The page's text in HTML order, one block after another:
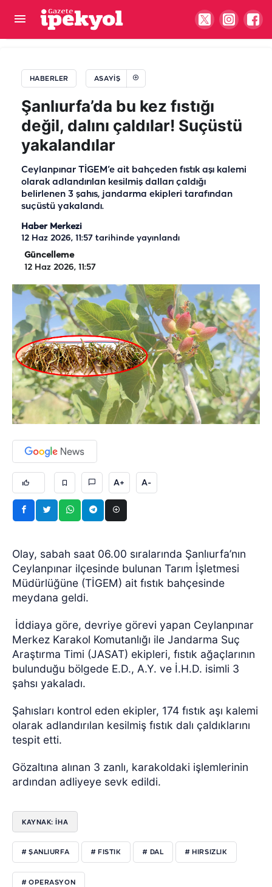
HABERLER ASAYIŞ
Şanlıurfa’da bu kez fıstığı
değil, dalını çaldılar! Suçüstü
yakalandılar
Ceylanpınar TİGEM’e ait bahçeden fıstık aşı kalemi
olarak adlandırılan kesilmiş dalları çaldığı
belirlenen 3 şahıs, jandarma ekipleri tarafından
suçüstü yakalandı.
Haber Merkezi
12 Haz 2026, 11:57 tarihinde yayınlandı
Güncelleme
12 Haz 2026, 11:57
A+ A-
Olay, sabah saat 06.00 sıralarında Şanlıurfa’nın
Ceylanpınar ilçesinde bulunan Tarım İşletmesi
Müdürlüğüne (TİGEM) ait fıstık bahçesinde
meydana geldi.
İddiaya göre, devriye görevi yapan Ceylanpınar
Merkez Karakol Komutanlığı ile Jandarma Suç
Araştırma Timi (JASAT) ekipleri, fıstık ağaçlarının
bulunduğu bölgede E.D., A.Y. ve İ.H.D. isimli 3
şahsı yakaladı.
Şahısları kontrol eden ekipler, 174 fıstık aşı kalemi
olarak adlandırılan kesilmiş fıstık dalı çaldıklarını
tespit etti.
Gözaltına alınan 3 zanlı, karakoldaki işlemlerinin
ardından adliyeye sevk edildi.
KAYNAK: İHA
# ŞANLIURFA # FISTIK # DAL # HIRSIZLIK
# OPERASYON
Şanlıurfa’da korkutan kaza: Otomobil kontrolden